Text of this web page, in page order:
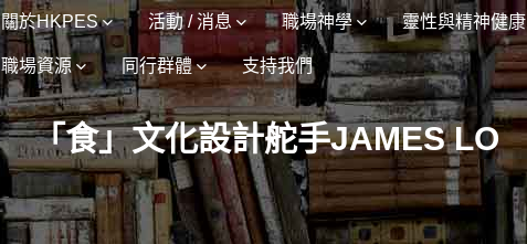
關於HKPES 活動 / 消息 職場神學 靈性與精神健康
職場資源 同行群體 支持我們
「食」文化設計舵手JAMES LO